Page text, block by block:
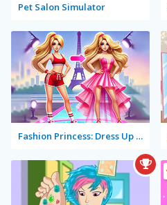
Pet Salon Simulator
Fashion Princess: Dress Up for Girls